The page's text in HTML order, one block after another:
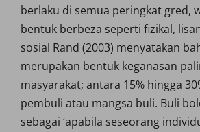
berlaku di semua peringkat gred,
bentuk berbeza seperti fizikal,
sosial Rand (2003) menyatakan
merupakan bentuk keganasan
masyarakat; antara 15% hingga
pembuli atau mangsa buli. Buli
sebagai ‘apabila seseorang